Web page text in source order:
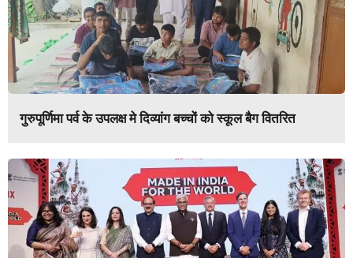
गुरुपूर्णिमा पर्व के उपलक्ष मे दिव्यांग बच्चों को स्कूल बैग वितरित